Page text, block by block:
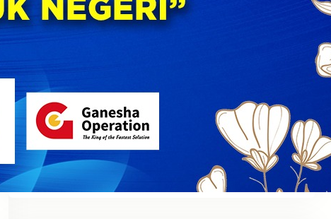
Semarak Kemerdekaan di SMAN 5 Malang: Dari
Lomba Unik Hingga Upacara Khidmat, Siswa
Disiplin Positif
31 July 2025
MPLS 2025
11 July 2025